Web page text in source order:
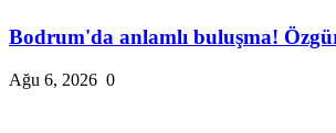
Bodrum'da anlamlı buluşma!
Ağu 6, 2026 0